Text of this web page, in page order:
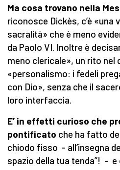
Ma cosa trovano nella
riconosce Dickès, c’è «una
sacralità» che è meno
da Paolo VI. Inoltre è
meno clericale», un rito nel
«personalismo: i fedeli
con Dio», senza che il
loro interfaccia.
E’ in effetti curioso che
pontificato che ha fatto
chiodo fisso - all’insegna
spazio della tua tenda”! - e